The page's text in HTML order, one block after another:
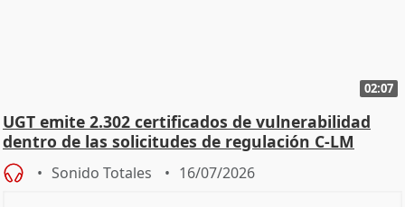
02:07
UGT emite 2.302 certificados de vulnerabilidad
dentro de las solicitudes de regulación C-LM
Sonido Totales 16/07/2026